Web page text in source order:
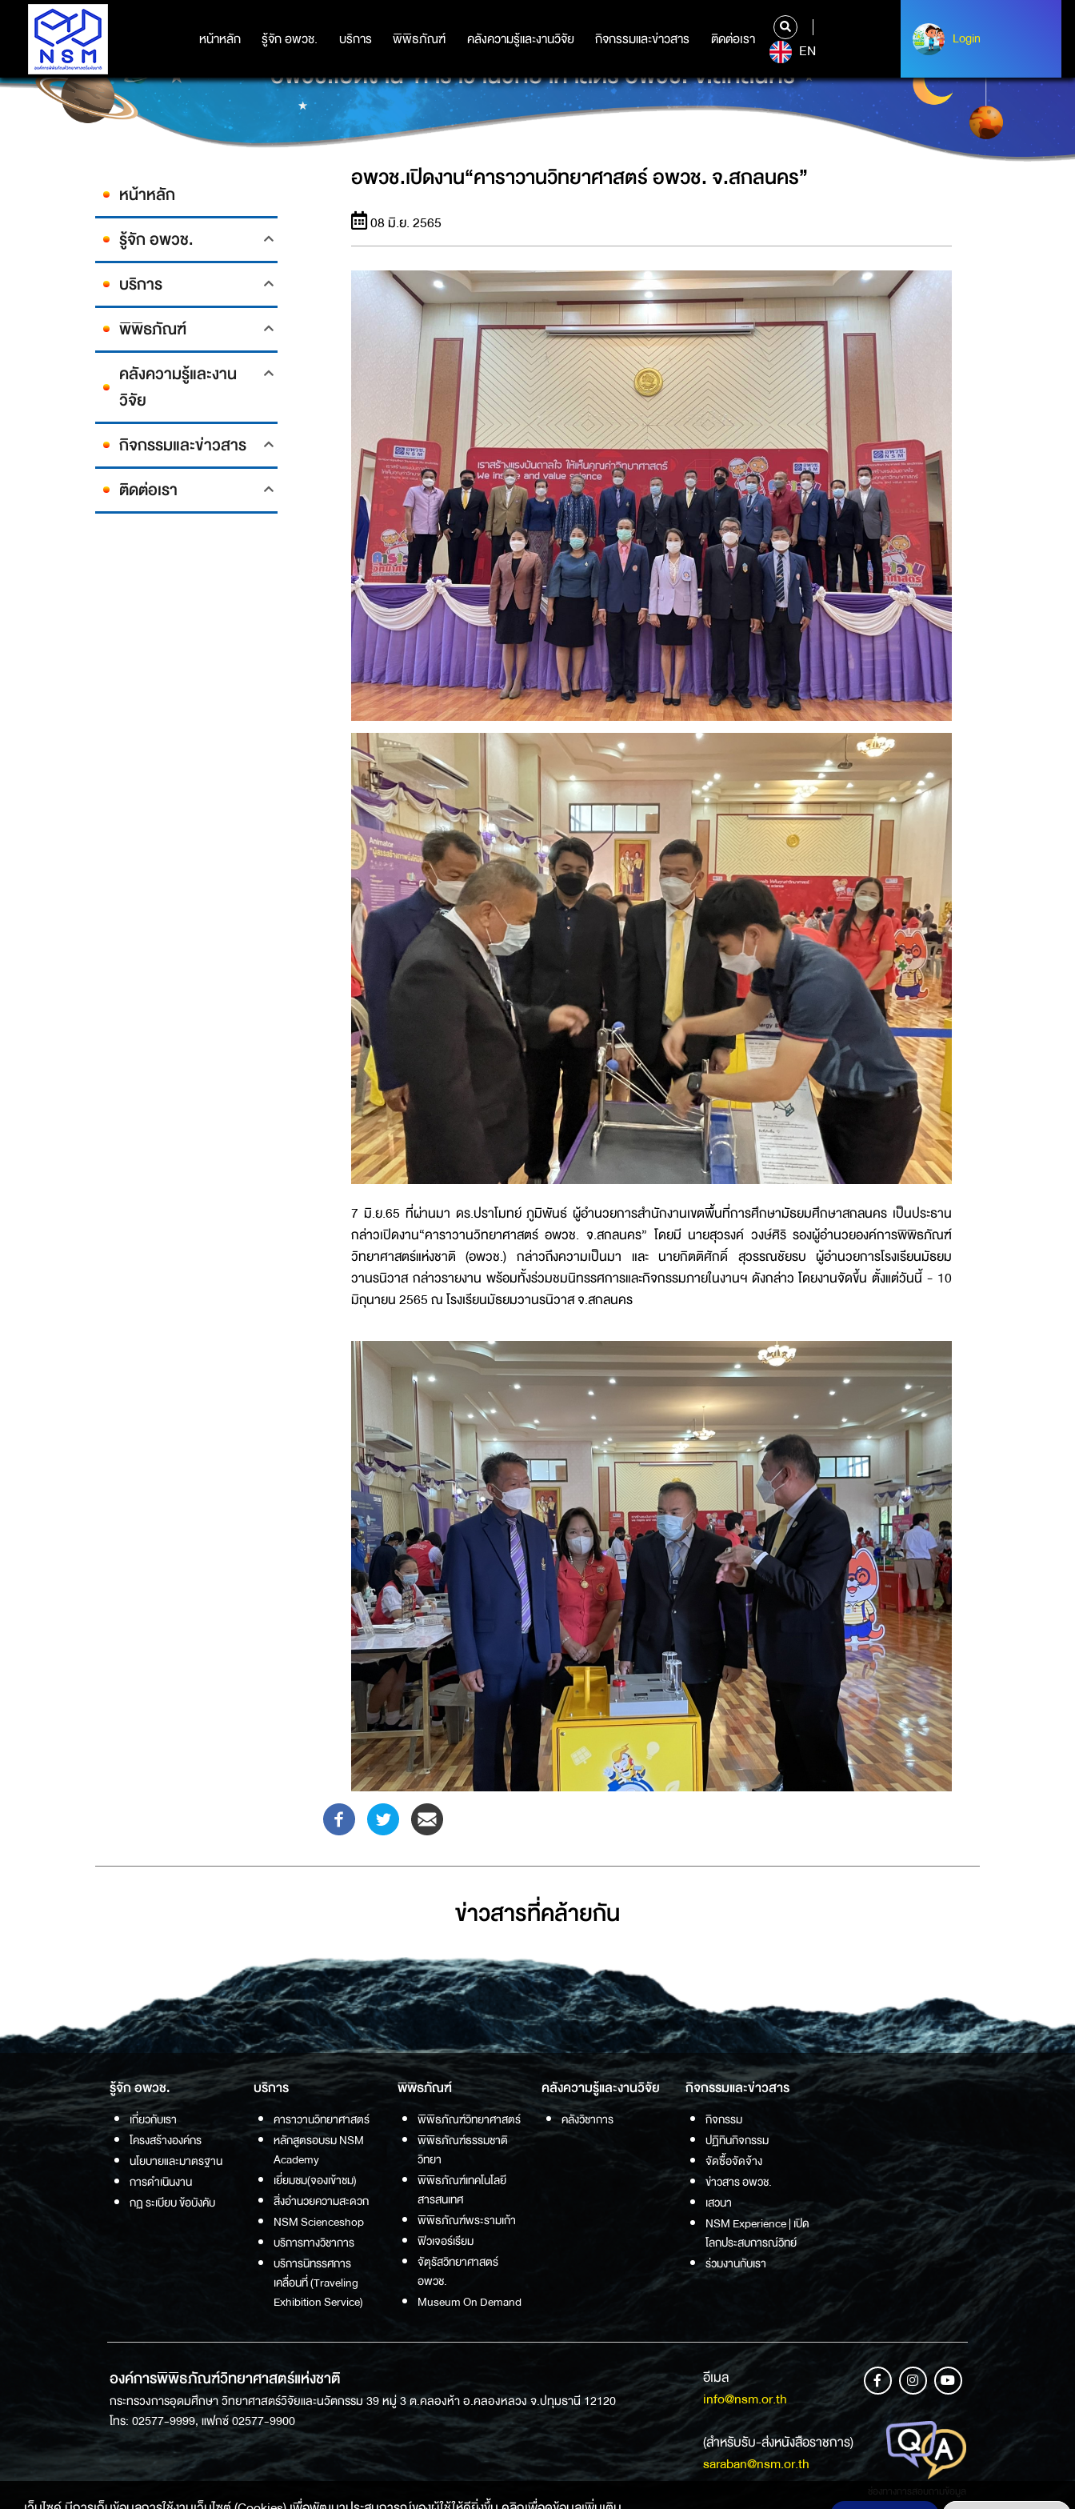
หน้าหลัก รู้จัก อพวช. บริการ พิพิธภัณฑ์ คลังความรู้และงานวิจัย กิจกรรมและข่าวสาร ติดต่อเรา
หน้าหลัก รู้จัก อพวช. บริการ พิพิธภัณฑ์ คลังความรู้และงานวิจัย กิจกรรมและข่าวสาร ติดต่อเรา
EN
Login
Login
อพวช.เปิดงาน“คาราวานวิทยาศาสตร์ อพวช. จ.สกลนคร”
หน้าหลัก
รู้จัก อพวช.
บริการ
พิพิธภัณฑ์
คลังความรู้และงาน
วิจัย
กิจกรรมและข่าวสาร
ติดต่อเรา
อพวช.เปิดงาน“คาราวานวิทยาศาสตร์ อพวช. จ.สกลนคร”
08 มิ.ย. 2565
7 มิ.ย.65 ที่ผ่านมา ดร.ปราโมทย์ ภูมิพันธ์ ผู้อำนวยการสำนักงานเขตพื้นที่การศึกษามัธยมศึกษาสกลนคร เป็นประธาน
กล่าวเปิดงาน“คาราวานวิทยาศาสตร์ อพวช. จ.สกลนคร” โดยมี นายสุวรงค์ วงษ์ศิริ รองผู้อำนวยองค์การพิพิธภัณฑ์
วิทยาศาสตร์แห่งชาติ (อพวช.) กล่าวถึงความเป็นมา และ นายกิตติศักดิ์ สุวรรณชัยรบ ผู้อำนวยการโรงเรียนมัธยม
วานรนิวาส กล่าวรายงาน พร้อมทั้งร่วมชมนิทรรศการและกิจกรรมภายในงานฯ ดังกล่าว โดยงานจัดขึ้น ตั้งแต่วันนี้ - 10
มิถุนายน 2565 ณ โรงเรียนมัธยมวานรนิวาส จ.สกลนคร
ข่าวสารที่่คล้ายกัน
รู้จัก อพวช.
เกี่ยวกับเรา
โครงสร้างองค์กร
นโยบายและมาตรฐาน
การดำเนินงาน
กฏ ระเบียบ ข้อบังคับ
บริการ
คาราวานวิทยาศาสตร์
หลักสูตรอบรม NSM
Academy
เยี่ยมชม(จองเข้าชม)
สิ่งอำนวยความสะดวก
NSM Scienceshop
บริการทางวิชาการ
บริการนิทรรศการ
เคลื่อนที่ (Traveling
Exhibition Service)
พิพิธภัณฑ์
พิพิธภัณฑ์วิทยาศาสตร์
พิพิธภัณฑ์ธรรมชาติ
วิทยา
พิพิธภัณฑ์เทคโนโลยี
สารสนเทศ
พิพิธภัณฑ์พระรามเก้า
ฟิวเจอร์เรียม
จัตุรัสวิทยาศาสตร์
อพวช.
Museum On Demand
คลังความรู้และงานวิจัย
คลังวิชาการ
กิจกรรมและข่าวสาร
กิจกรรม
ปฏิทินกิจกรรม
จัดซื้อจัดจ้าง
ข่าวสาร อพวช.
เสวนา
NSM Experience | เปิด
โลกประสบการณ์วิทย์
ร่วมงานกับเรา
องค์การพิพิธภัณฑ์วิทยาศาสตร์แห่งชาติ
กระทรวงการอุดมศึกษา วิทยาศาสตร์วิจัยและนวัตกรรม 39 หมู่ 3 ต.คลองห้า อ.คลองหลวง จ.ปทุมธานี 12120
โทร: 02577-9999, แฟกซ์ 02577-9900
อีเมล
info@nsm.or.th
(สำหรับรับ-ส่งหนังสือราชการ)
saraban@nsm.or.th
ช่องทางการสอบถามข้อมูล